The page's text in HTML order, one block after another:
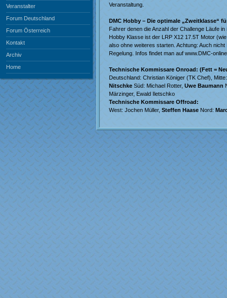
Veranstalter
Forum Deutschland
Forum Österreich
Kontakt
Archiv
Home
Veranstaltung.
DMC Hobby – Die optimale „Zweitklasse“
Fahrer denen die Anzahl der Challenge Läufe
Hobby Klasse ist der LRP X12 17.5T Motor
also ohne weiteres starten. Achtung: Auch
Regelung. Infos findet man auf www.DMC-
Technische Kommissare Onroad: (Fett =
Deutschland: Christian Königer (TK Chef),
Nitschke Süd: Michael Rotter, Uwe Baumann
Märzinger, Ewald Iletschko
Technische Kommissare Offroad:
West: Jochen Müller, Steffen Haase Nord: